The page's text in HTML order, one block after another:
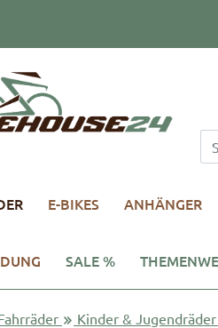
E-BIKES ANHÄNGER
SALE %
Kinder & Jugendräder